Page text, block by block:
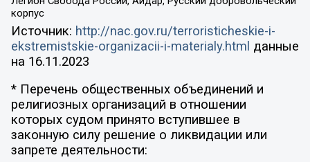
корпус
Источник: http://nac.gov.ru/terroristicheskie-i-
ekstremistskie-organizacii-i-materialy.html данные
на 16.11.2023
* Перечень общественных объединений и
религиозных организаций в отношении
которых судом принято вступившее в
законную силу решение о ликвидации или
запрете деятельности: